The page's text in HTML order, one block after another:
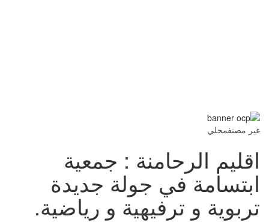
غير مصنفمحلي
اقليم الرحامنة : جمعية
ابتسامة في جولة جديدة
تربوية و ترفيهية و رياضية.